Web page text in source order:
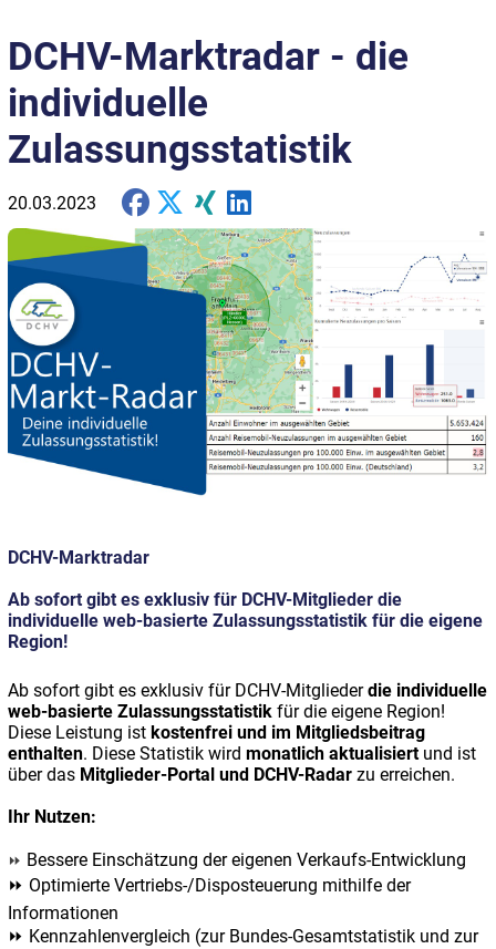
DCHV-Marktradar - die
individuelle
Zulassungsstatistik
20.03.2023
DCHV-Marktradar
Ab sofort gibt es exklusiv für DCHV-Mitglieder die
individuelle web-basierte Zulassungsstatistik für die eigene
Region!
Ab sofort gibt es exklusiv für DCHV-Mitgliederdie individuelle
web-basierte Zulassungsstatistik für die eigene Region!
Diese Leistung ist kostenfrei und im Mitgliedsbeitrag
enthalten. Diese Statistik wird monatlich aktualisiertund ist
über das Mitglieder-Portal und DCHV-Radar zu erreichen.
Ihr Nutzen:
⏩ Bessere Einschätzung der eigenen Verkaufs-Entwicklung
⏩ Optimierte Vertriebs-/Disposteuerung mithilfe der
Informationen
⏩ Kennzahlenvergleich (zur Bundes-Gesamtstatistik und zur